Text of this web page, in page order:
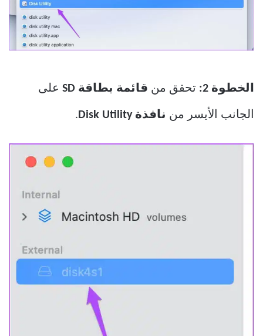
الخطوة 2: تحقق من قائمة بطاقة SD على
الجانب الأيسر من نافذة Disk Utility .